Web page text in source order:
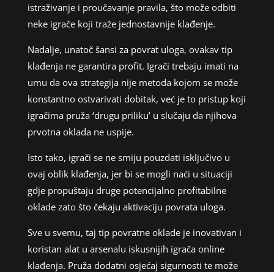
istraživanje i proučavanje pravila, što može odbiti
neke igrače koji traže jednostavnije klađenje.
Nadalje, unatoč šansi za povrat uloga, ovakav tip
klađenja ne garantira profit. Igrači trebaju imati na
umu da ova strategija nije metoda kojom se može
konstantno ostvarivati dobitak, već je to pristup koji
igračima pruža ‘drugu priliku’ u slučaju da njihova
prvotna oklada ne uspije.
Isto tako, igrači se ne smiju pouzdati isključivo u
ovaj oblik klađenja, jer bi se mogli naći u situaciji
gdje propuštaju druge potencijalno profitabilne
oklade zato što čekaju aktivaciju povrata uloga.
Sve u svemu, taj tip povratne oklade je inovativan i
koristan alat u arsenalu iskusnijih igrača online
klađenja. Pruža dodatni osjećaj sigurnosti te može